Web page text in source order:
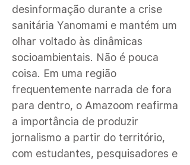
desinformação durante a crise
sanitária Yanomami e mantém um
olhar voltado às dinâmicas
socioambientais. Não é pouca
coisa. Em uma região
frequentemente narrada de fora
para dentro, o Amazoom reafirma
a importância de produzir
jornalismo a partir do território,
com estudantes, pesquisadores e